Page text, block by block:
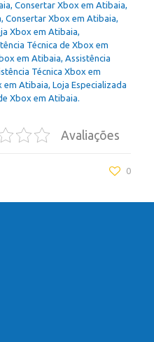
Consertar Xbox em Atibaia,
Consertar Xbox em Atibaia,
Xbox em Atibaia,
Técnica de Xbox em
em Atibaia, Assistência
Técnica Xbox em
Atibaia, Loja Especializada
Xbox em Atibaia.
Avaliações
0